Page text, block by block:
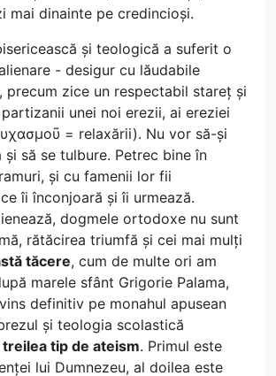
mai dinainte pe credincioși.
și teologică a suferit o
- desigur cu lăudabile
precum zice un respectabil stareț și
unei noi erezii, ai ereziei
= relaxării). Nu vor să-și
și să se tulbure. Petrec bine în
și cu famenii lor fii
îi înconjoară și îi urmează.
dogmele ortodoxe nu sunt
rătăcirea triumfă și cei mai mulți
tăcere, cum de multe ori am
marele sfânt Grigorie Palama,
definitiv pe monahul apusean
și teologia scolastică
treilea tip de ateism. Primul este
lui Dumnezeu, al doilea este